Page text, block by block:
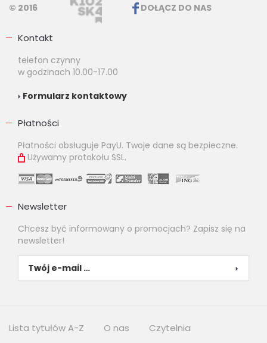
© 2016 DOŁĄCZ DO NAS
Kontakt
telefon czynny
w godzinach 10.00-17.00
Formularz kontaktowy
Płatności
Płatności obsługuje PayU. Twoje dane są bezpieczne.
Używamy protokołu SSL.
Newsletter
Chcesz być informowany o promocjach? Zapisz się na
newsletter!
Lista tytułów A-Z O nas Czytelnia